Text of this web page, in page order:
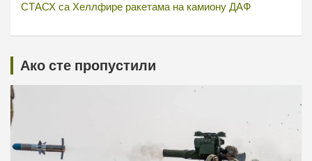
СТАСХ са Хеллфире ракетама на камиону ДАФ
Ако сте пропустили